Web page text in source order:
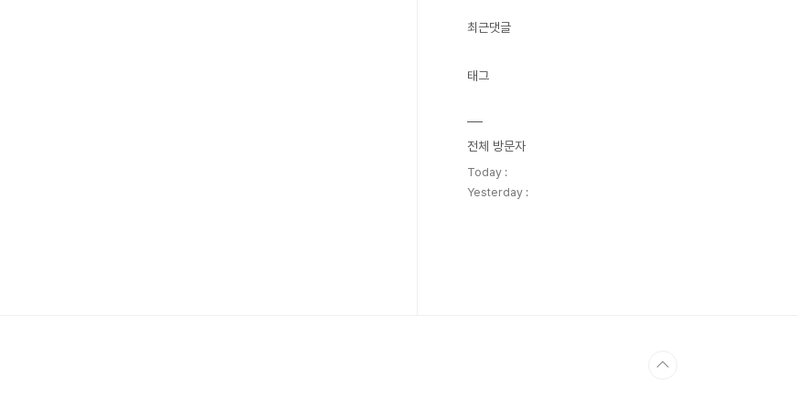
최근댓글
태그
전체 방문자
Today :
Yesterday :